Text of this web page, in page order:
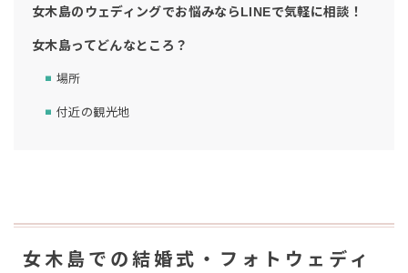
女木島のウェディングでお悩みならLINEで気軽に相談！
女木島ってどんなところ？
場所
付近の観光地
女木島での結婚式・フォトウェディ